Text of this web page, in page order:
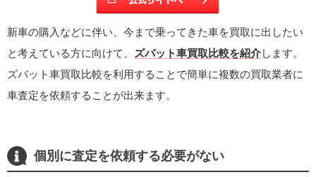
新車の購入などに伴い、今まで乗ってきた車を買取に出したい
と考えている方に向けて、
ズバット車買取比較を紹介します。
ズバット車買取比較を利用することで簡単に複数の買取業者に
車査定を依頼することが出来ます。
個別に査定を依頼する必要がない